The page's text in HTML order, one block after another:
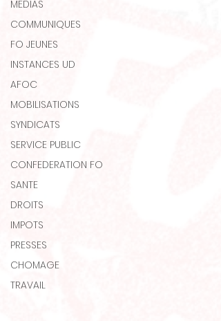
MEDIAS
COMMUNIQUES
FO JEUNES
INSTANCES UD
AFOC
MOBILISATIONS
SYNDICATS
SERVICE PUBLIC
CONFEDERATION FO
SANTE
DROITS
IMPOTS
PRESSES
CHOMAGE
TRAVAIL